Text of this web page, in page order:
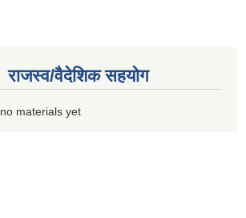
राजस्व/वैदेशिक सहयोग
no materials yet